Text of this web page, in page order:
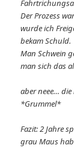
Der Prozess
wurde ich
bekam Schuld.
Man Schwein
man sich das
aber neee…
*Grummel*
Fazit: 2 Jahre
grau Maus